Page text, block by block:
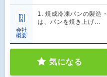
会社
概要
1. 焼成冷凍パンの製造
は、パンを焼き上げ…
気になる